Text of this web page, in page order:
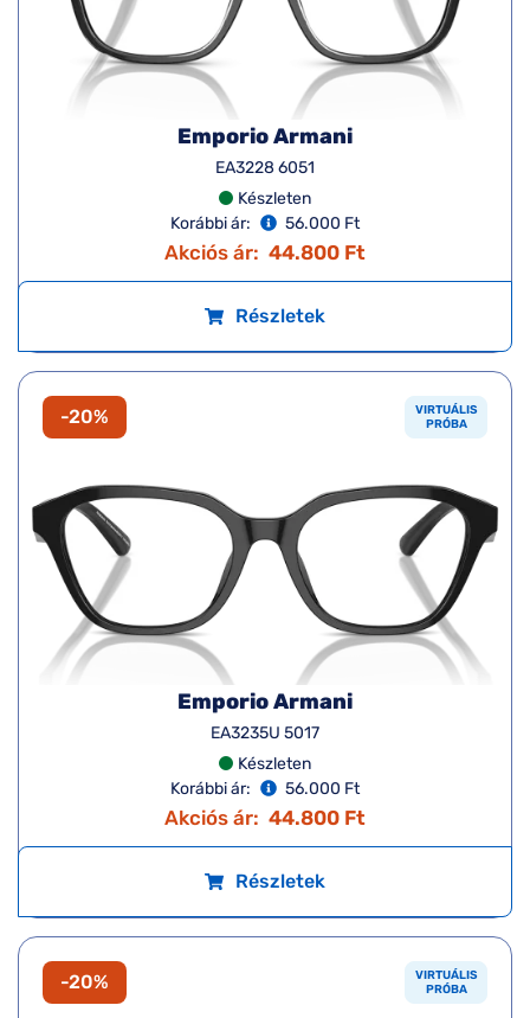
Emporio Armani
EA3228 6051
Készleten
Korábbi ár:
56.000 Ft
Akciós ár: 44.800 Ft
Részletek
-20%
VIRTUÁLIS
PRÓBA
Emporio Armani
EA3235U 5017
Készleten
Korábbi ár:
56.000 Ft
Akciós ár: 44.800 Ft
Részletek
-20%
VIRTUÁLIS
PRÓBA